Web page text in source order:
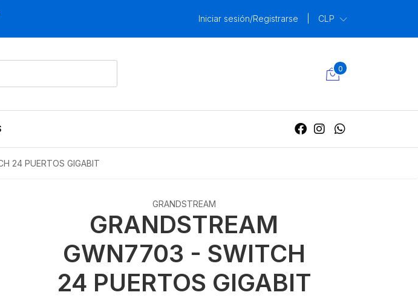
Iniciar sesión/Registrarse CLP
0
24 PUERTOS GIGABIT
GRANDSTREAM
GRANDSTREAM
GWN7703 - SWITCH
24 PUERTOS GIGABIT